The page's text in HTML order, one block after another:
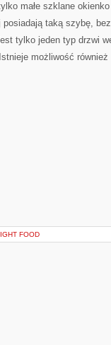
małe szklane
taką szybę,
tylko jeden typ drzwi
możliwość również
FOOD